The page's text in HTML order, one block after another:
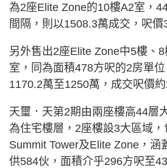
為2座Elite Zone的10樓A2室，
間隔，則以1508.3萬成交，呎價
另外售出2座Elite Zone中5樓、
室，同為面積478方呎的2房單
1170.2萬至1250萬，成交呎價
天璽．天第2期由兩座樓高44層
為住宅樓層，2座樓設3大區域，
Summit Tower及Elite Zone，涵
供584伙，面積介乎296方呎至